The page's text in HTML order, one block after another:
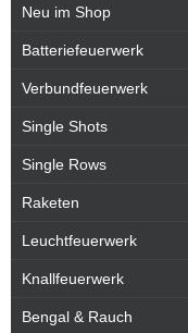
Neu im Shop
Batteriefeuerwerk
Verbundfeuerwerk
Single Shots
Single Rows
Raketen
Leuchtfeuerwerk
Knallfeuerwerk
Bengal & Rauch